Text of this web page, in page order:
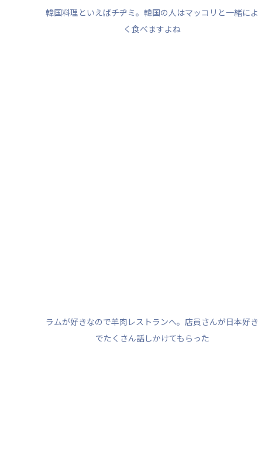
韓国料理といえばチヂミ。韓国の人はマッコリと一緒によ
く食べますよね
ラムが好きなので羊肉レストランへ。店員さんが日本好き
でたくさん話しかけてもらった